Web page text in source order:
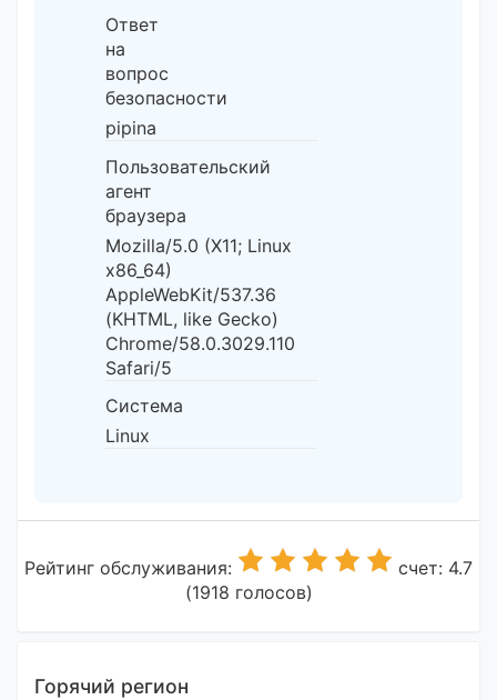
Ответ
на
вопрос
безопасности
pipina
Пользовательский
агент
браузера
Mozilla/5.0 (X11; Linux
x86_64)
AppleWebKit/537.36
(KHTML, like Gecko)
Chrome/58.0.3029.110
Safari/5
Система
Linux
Рейтинг обслуживания:
счет: 4.7
(1918 голосов)
Горячий регион